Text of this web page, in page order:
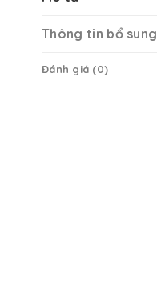
Thông tin bổ sung
Đánh giá (0)